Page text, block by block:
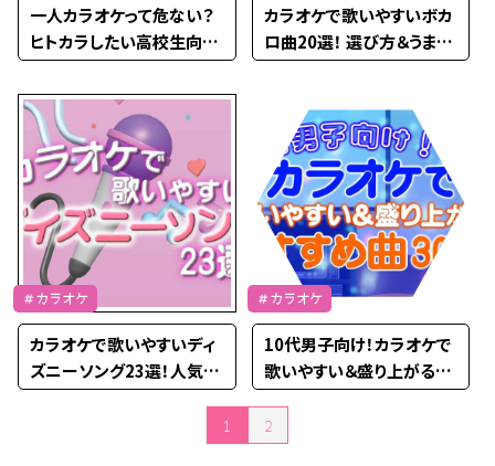
一人カラオケって危ない？
ヒトカラしたい高校生向け
に注意点を紹介
カラオケで歌いやすいボカ
ロ曲20選！ 選び方＆うまく
歌うコツも紹介
＃カラオケ
カラオケで歌いやすいディ
ズニーソング23選！人気ソ
ングで盛り上がろう♡
＃カラオケ
10代男子向け！カラオケで
歌いやすい＆盛り上がるお
すすめ曲30選
投稿のページ送り
1 2